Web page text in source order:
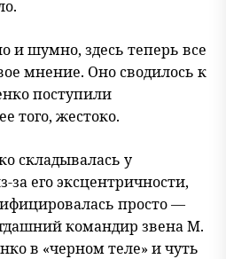
и шумно, здесь теперь все
мнение. Оно сводилось к
поступили
того, жестоко.
складывалась у
за его эксцентричности,
просто —
командир звена М.
в «черном теле» и чуть